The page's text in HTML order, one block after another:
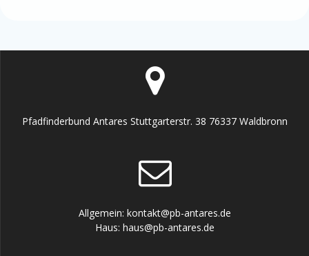
Pfadfinderbund Antares Stuttgarterstr. 38 76337 Waldbronn
Allgemein: kontakt@pb-antares.de
Haus: haus@pb-antares.de